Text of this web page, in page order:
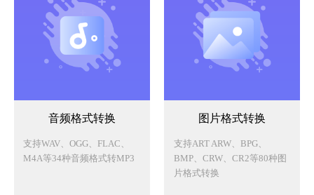
音频格式转换
支持WAV、OGG、FLAC、
M4A等34种音频格式转MP3
图片格式转换
支持ART ARW、BPG、
BMP、CRW、CR2等80种图
片格式转换